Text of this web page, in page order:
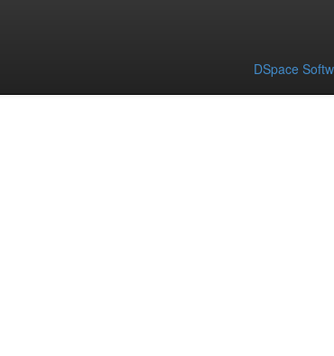
DSpace